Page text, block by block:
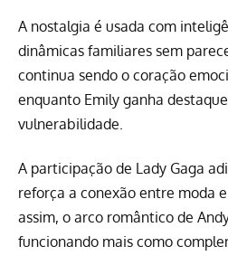
A nostalgia é usada com
dinâmicas familiares sem
continua sendo o coração
enquanto Emily ganha
vulnerabilidade.
A participação de Lady Gaga
reforça a conexão entre moda
assim, o arco romântico de
funcionando mais como